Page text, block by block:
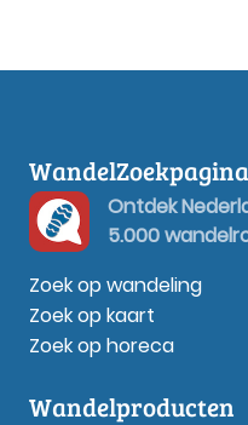
WandelZoekpagina
Ontdek
5.000
Zoek op wandeling
Zoek op kaart
Zoek op horeca
Wandelproducten